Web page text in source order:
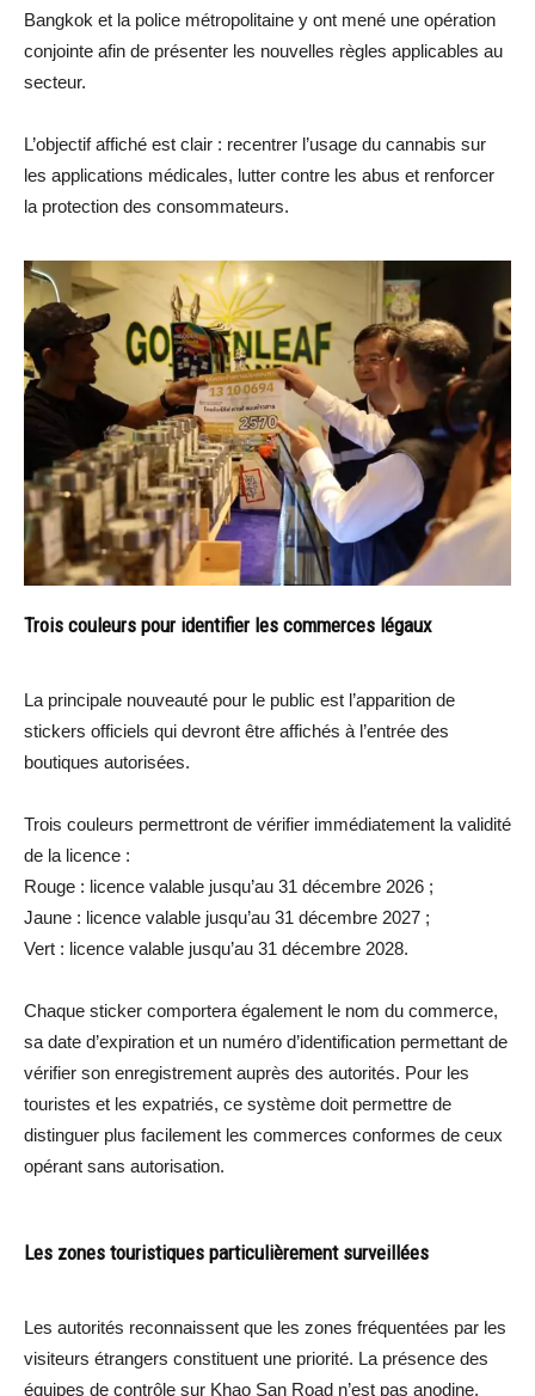
Bangkok et la police métropolitaine y ont mené une opération
conjointe afin de présenter les nouvelles règles applicables au
secteur.
L’objectif affiché est clair : recentrer l’usage du cannabis sur
les applications médicales, lutter contre les abus et renforcer
la protection des consommateurs.
Trois couleurs pour identifier les commerces légaux
La principale nouveauté pour le public est l’apparition de
stickers officiels qui devront être affichés à l’entrée des
boutiques autorisées.
Trois couleurs permettront de vérifier immédiatement la validité
de la licence :
Rouge : licence valable jusqu’au 31 décembre 2026 ;
Jaune : licence valable jusqu’au 31 décembre 2027 ;
Vert : licence valable jusqu’au 31 décembre 2028.
Chaque sticker comportera également le nom du commerce,
sa date d’expiration et un numéro d’identification permettant de
vérifier son enregistrement auprès des autorités. Pour les
touristes et les expatriés, ce système doit permettre de
distinguer plus facilement les commerces conformes de ceux
opérant sans autorisation.
Les zones touristiques particulièrement surveillées
Les autorités reconnaissent que les zones fréquentées par les
visiteurs étrangers constituent une priorité. La présence des
équipes de contrôle sur Khao San Road n’est pas anodine.